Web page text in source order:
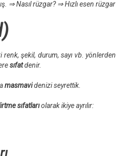
⇒Nasıl rüzgar? ⇒Hızlı esen rüzgar
şekil, durum, sayı vb. yönlerden
sıfatdenir.
masmavidenizi seyrettik.
sıfatlarıolarak ikiye ayrılır: